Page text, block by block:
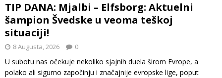
TIP DANA: Mjalbi – Elfsborg: Aktuelni
šampion Švedske u veoma teškoj
situaciji!
8 Augusta, 2026 0
U subotu nas očekuje nekoliko sjajnih duela širom Evrope, a
polako ali sigurno započinju i značajnije evropske lige, poput